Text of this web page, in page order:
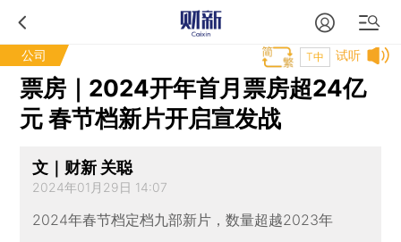
公司 试听
T中
票房｜2024开年首月票房超24亿
元 春节档新片开启宣发战
文｜财新 关聪
2024年01月29日 14:07
2024年春节档定档九部新片，数量超越2023年